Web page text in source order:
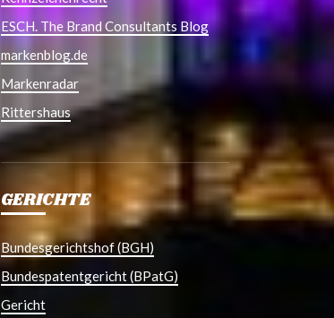
ESCH. The Brand Consultants Blog
markenblog.de
Markenradar
Rittershaus
GERICHTE
Bundesgerichtshof (BGH)
Bundespatentgericht (BPatG)
Gericht